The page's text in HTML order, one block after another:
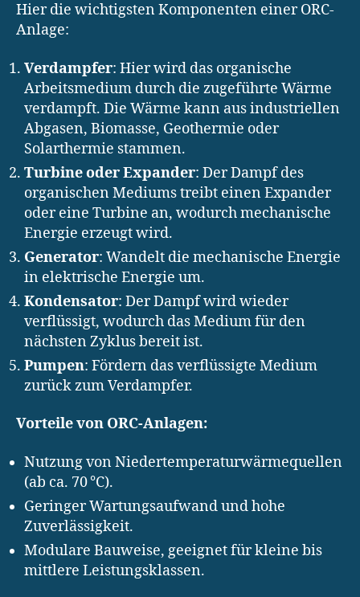
Hier die wichtigsten Komponenten einer ORC-
Anlage:
Verdampfer: Hier wird das organische
Arbeitsmedium durch die zugeführte Wärme
verdampft. Die Wärme kann aus industriellen
Abgasen, Biomasse, Geothermie oder
Solarthermie stammen.
Turbine oder Expander: Der Dampf des
organischen Mediums treibt einen Expander
oder eine Turbine an, wodurch mechanische
Energie erzeugt wird.
Generator: Wandelt die mechanische Energie
in elektrische Energie um.
Kondensator: Der Dampf wird wieder
verflüssigt, wodurch das Medium für den
nächsten Zyklus bereit ist.
Pumpen: Fördern das verflüssigte Medium
zurück zum Verdampfer.
Vorteile von ORC-Anlagen:
Nutzung von Niedertemperaturwärmequellen
(ab ca. 70 °C).
Geringer Wartungsaufwand und hohe
Zuverlässigkeit.
Modulare Bauweise, geeignet für kleine bis
mittlere Leistungsklassen.